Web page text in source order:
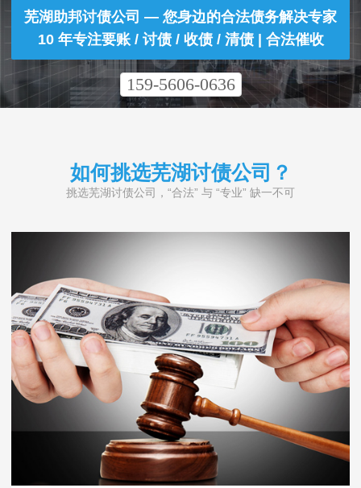
芜湖助邦讨债公司 — 您身边的合法债务解决专家
10 年专注要账 / 讨债 / 收债 / 清债 | 合法催收
159-5606-0636
如何挑选芜湖讨债公司？
挑选芜湖讨债公司，“合法” 与 “专业” 缺一不可